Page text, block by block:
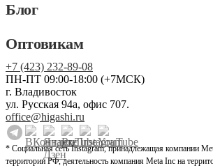
Блог
Оптовикам
+7 (423) 232-89-08
ПН-ПТ 09:00-18:00 (+7МСК)
г. Владивосток
ул. Русская 94а, офис 707.
office@higashi.ru
* Социальная сеть Instagram, принадлежащая компании
территории РФ, деятельность компания Meta Inc на